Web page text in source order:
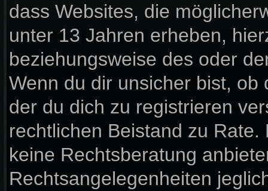
dass Websites, die
unter 13 Jahren erheben,
beziehungsweise des oder
Wenn du dir unsicher bist,
der du dich zu registrieren
rechtlichen Beistand zu
keine Rechtsberatung
Rechtsangelegenheiten